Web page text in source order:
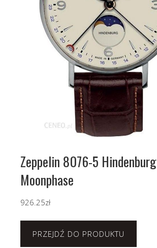
Zeppelin 8076-5 Hindenburg
Moonphase
926.25zł
PRZEJDŹ DO PRODUKTU